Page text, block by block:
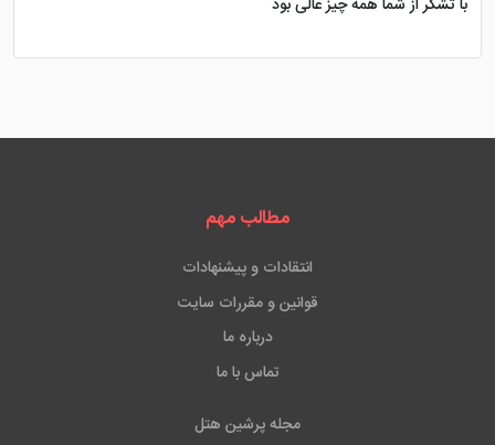
با تشکر از شما همه چیز عالی بود
مطالب مهم
انتقادات و پیشنهادات
قوانین و مقررات سایت
درباره ما
تماس با ما
مجله پرشین هتل